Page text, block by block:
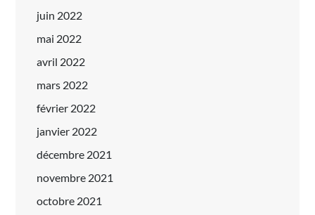
juin 2022
mai 2022
avril 2022
mars 2022
février 2022
janvier 2022
décembre 2021
novembre 2021
octobre 2021